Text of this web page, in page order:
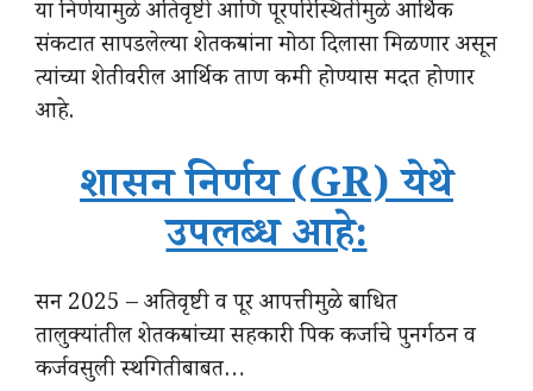
या निर्णयामुळे अतिवृष्टी आणि पूरपरिस्थितीमुळे आर्थिक
संकटात सापडलेल्या शेतकऱ्यांना मोठा दिलासा मिळणार असून
त्यांच्या शेतीवरील आर्थिक ताण कमी होण्यास मदत होणार
आहे.
शासन निर्णय (GR) येथे
उपलब्ध आहे:
सन 2025 – अतिवृष्टी व पूर आपत्तीमुळे बाधित
तालुक्यांतील शेतकऱ्यांच्या सहकारी पिक कर्जाचे पुनर्गठन व
कर्जवसुली स्थगितीबाबत…